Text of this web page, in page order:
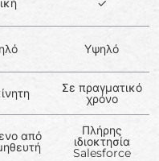
✓
Υψηλό
Σε πραγματικό
χρόνο
από Πλήρης
ιδιοκτησία
Salesforce